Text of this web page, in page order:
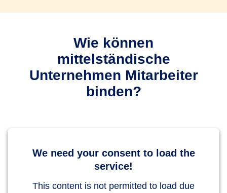
Wie können
mittelständische
Unternehmen Mitarbeiter
binden?
We need your consent to load the
service!
This content is not permitted to load due